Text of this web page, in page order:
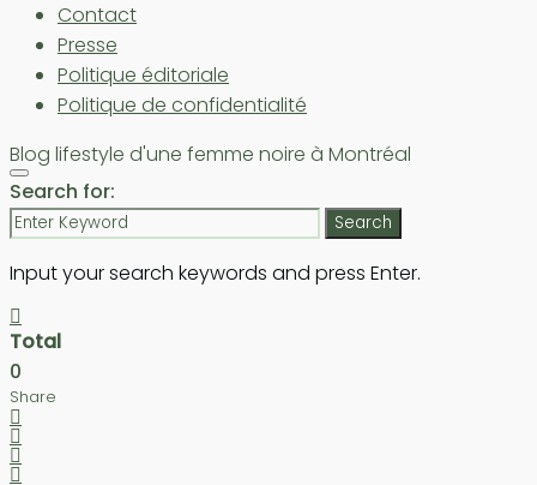
Contact
Presse
Politique éditoriale
Politique de confidentialité
Blog lifestyle d'une femme noire à Montréal
Search for:
Search
Input your search keywords and press Enter.
Total
0
Share